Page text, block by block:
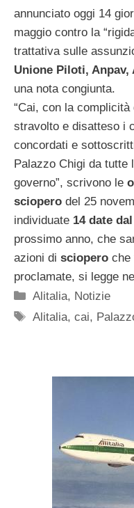
annunciato oggi 14
maggio contro la
trattativa sulle
Unione Piloti, Anpav,
una nota congiunta.
“Cai, con la complicità
stravolto e disatteso i
concordati e
Palazzo Chigi da tutte
governo”, scrivono le
sciopero del 25
individuate 14 date
prossimo anno, che
azioni di sciopero che
proclamate, si legge
Categorie
Alitalia, Notizie
Tag
Alitalia,cai,